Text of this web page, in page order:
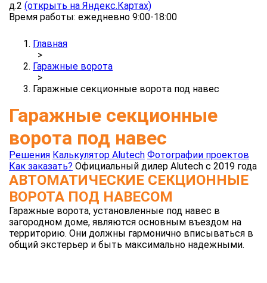
д.2 (открыть на Яндекс.Картах)
Время работы: ежедневно 9:00-18:00
Главная
>
Гаражные ворота
>
Гаражные секционные ворота под навес
Гаражные секционные
ворота под навес
Решения Калькулятор Alutech Фотографии проектов
Как заказать? Официальный дилер Alutech с 2019 года
АВТОМАТИЧЕСКИЕ СЕКЦИОННЫЕ
ВОРОТА ПОД НАВЕСОМ
Гаражные ворота, установленные под навес в
загородном доме, являются основным въездом на
территорию. Они должны гармонично вписываться в
общий экстерьер и быть максимально надежными.